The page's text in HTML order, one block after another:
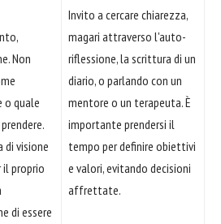
Non
o quale
di visione
il proprio
di essere
Invito a cercare chiarezza,
magari attraverso l'auto-
riflessione, la scrittura di un
diario, o parlando con un
mentore o un terapeuta. È
importante prendersi il
tempo per definire obiettivi
e valori, evitando decisioni
affrettate.